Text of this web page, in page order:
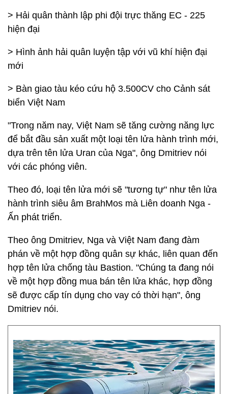
> Hải quân thành lập phi đội trực thăng EC - 225
hiện đại
> Hình ảnh hải quân luyện tập với vũ khí hiện đại
mới
> Bàn giao tàu kéo cứu hộ 3.500CV cho Cảnh sát
biển Việt Nam
"Trong năm nay, Việt Nam sẽ tăng cường năng lực
để bắt đầu sản xuất một loại tên lửa hành trình mới,
dựa trên tên lửa Uran của Nga", ông Dmitriev nói
với các phóng viên.
Theo đó, loại tên lửa mới sẽ "tương tự" như tên lửa
hành trình siêu âm BrahMos mà Liên doanh Nga -
Ấn phát triển.
Theo ông Dmitriev, Nga và Việt Nam đang đàm
phán về một hợp đồng quân sự khác, liên quan đến
hợp tên lửa chống tàu Bastion. "Chúng ta đang nói
về một hợp đồng mua bán tên lửa khác, hợp đồng
sẽ được cấp tín dụng cho vay có thời hạn", ông
Dmitriev nói.